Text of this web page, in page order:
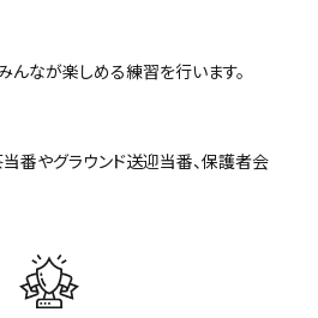
んなが楽しめる練習を行います。
番やグラウンド送迎当番、保護者会